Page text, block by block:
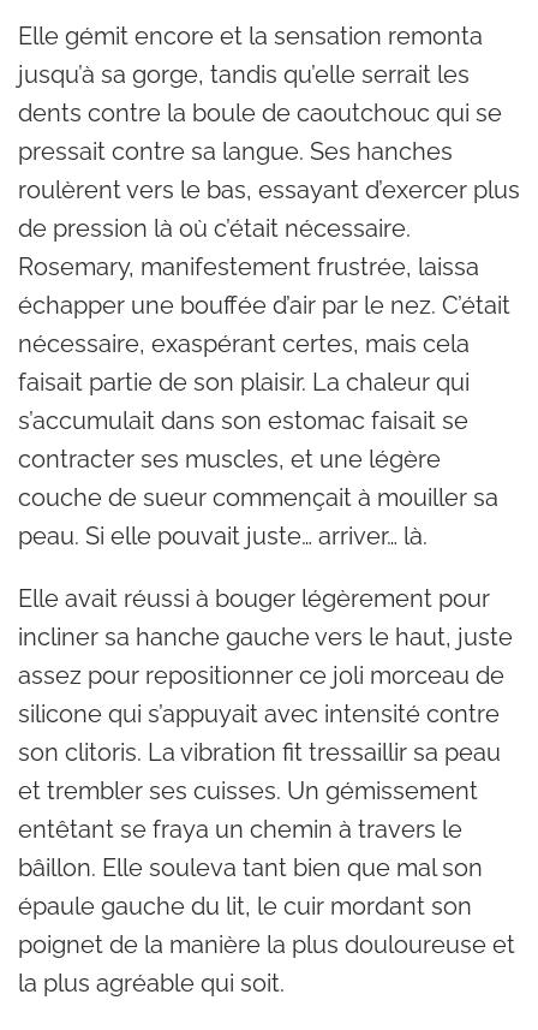
Elle gémit encore et la sensation remonta
jusqu’à sa gorge, tandis qu’elle serrait les
dents contre la boule de caoutchouc qui se
pressait contre sa langue. Ses hanches
roulèrent vers le bas, essayant d’exercer plus
de pression là où c’était nécessaire.
Rosemary, manifestement frustrée, laissa
échapper une bouffée d’air par le nez. C’était
nécessaire, exaspérant certes, mais cela
faisait partie de son plaisir. La chaleur qui
s’accumulait dans son estomac faisait se
contracter ses muscles, et une légère
couche de sueur commençait à mouiller sa
peau. Si elle pouvait juste… arriver… là.
Elle avait réussi à bouger légèrement pour
incliner sa hanche gauche vers le haut, juste
assez pour repositionner ce joli morceau de
silicone qui s’appuyait avec intensité contre
son clitoris. La vibration fit tressaillir sa peau
et trembler ses cuisses. Un gémissement
entêtant se fraya un chemin à travers le
bâillon. Elle souleva tant bien que mal son
épaule gauche du lit, le cuir mordant son
poignet de la manière la plus douloureuse et
la plus agréable qui soit.